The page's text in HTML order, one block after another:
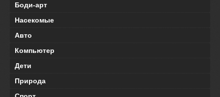
Боди-арт
Насекомые
Авто
Компьютер
Дети
Природа